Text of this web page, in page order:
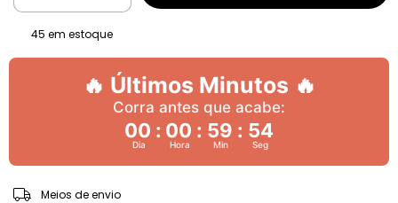
45 em estoque
🔥 Últimos Minutos 🔥
Corra antes que acabe:
00 : 00 : 59 : 52
Dia Hora Min Seg
Entregas para o CEP:
Meios de envio